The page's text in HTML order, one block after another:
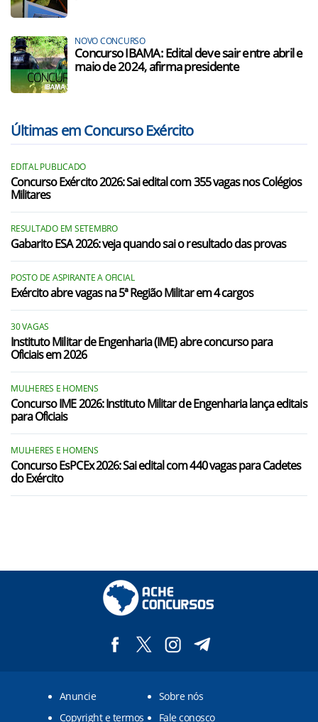
NOVO CONCURSO
Concurso IBAMA: Edital deve sair entre abril e
maio de 2024, afirma presidente
Últimas em Concurso Exército
EDITAL PUBLICADO
Concurso Exército 2026: Sai edital com 355 vagas nos Colégios
Militares
RESULTADO EM SETEMBRO
Gabarito ESA 2026: veja quando sai o resultado das provas
POSTO DE ASPIRANTE A OFICIAL
Exército abre vagas na 5ª Região Militar em 4 cargos
30 VAGAS
Instituto Militar de Engenharia (IME) abre concurso para
Oficiais em 2026
MULHERES E HOMENS
Concurso IME 2026: Instituto Militar de Engenharia lança editais
para Oficiais
MULHERES E HOMENS
Concurso EsPCEx 2026: Sai edital com 440 vagas para Cadetes
do Exército
Anuncie
Sobre nós
Copyright e termos
Fale conosco